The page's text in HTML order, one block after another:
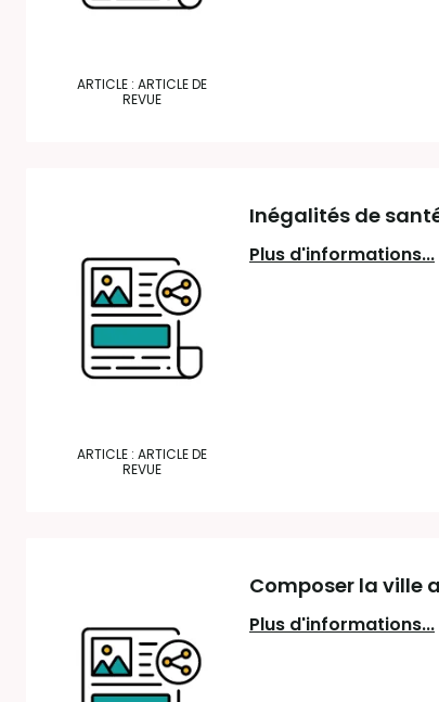
ARTICLE : ARTICLE DE
REVUE
ARTICLE : ARTICLE DE
REVUE
Inégalités de
Plus d'informations...
Composer la ville
Plus d'informations...